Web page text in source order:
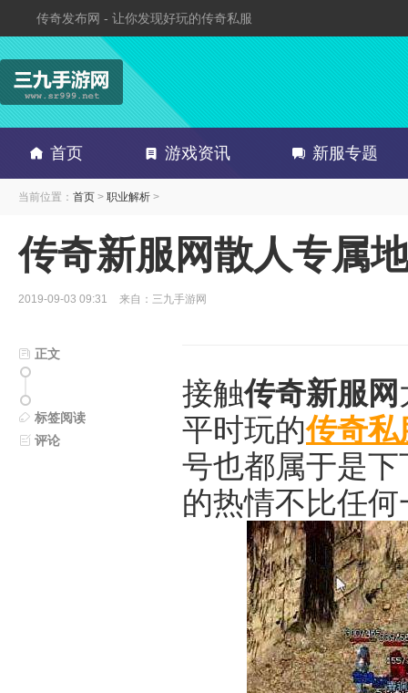
传奇发布网 - 让你发现好玩的传奇私服
首页 游戏资讯 新服专题
当前位置： 首页 > 职业解析 >
传奇新服网散人专属
2019-09-03 09:31 来自：三九手游网
接触传奇新服网
平时玩的传奇私
号也都属于是
的热情不比任
正文
标签阅读
评论